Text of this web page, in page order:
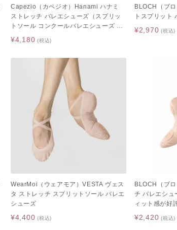
Capezio（カペジオ）Hanami ハナミ
ストレッチ バレエシューズ（スプリッ
トソール コンクールバレエシューズ 綺
麗なシルエット ピンク ベージュ コン
テ）
¥4,180 (税込)
BLOCH（ブ
トスプリット
¥2,970 (税込)
WearMoi（ウェアモア）VESTA ヴェス
タ ストレッチ スプリットソール バレエ
シューズ
¥4,400 (税込)
BLOCH（ブ
チ バレエシュ
ィット感が好
¥2,420 (税込)